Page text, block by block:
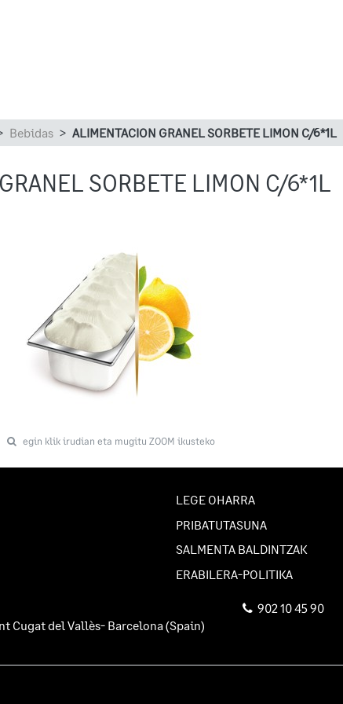
Bebidas ALIMENTACION GRANEL SORBETE LIMON C/6*1L
SORBETE LIMON C/6*1L
egin klik irudian eta mugitu ZOOM ikusteko
LEGE OHARRA
PRIBATUTASUNA
SALMENTA BALDINTZAK
ERABILERA-POLITIKA
Cugat del Vallès- Barcelona(Spain)
902 10 45 90